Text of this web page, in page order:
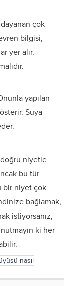
çok
bilgisi,
yer alır.
yapılan
Suya
niyetle
bu tür
bir niyet çok
bağlamak,
istiyorsanız,
ki her
nasıl